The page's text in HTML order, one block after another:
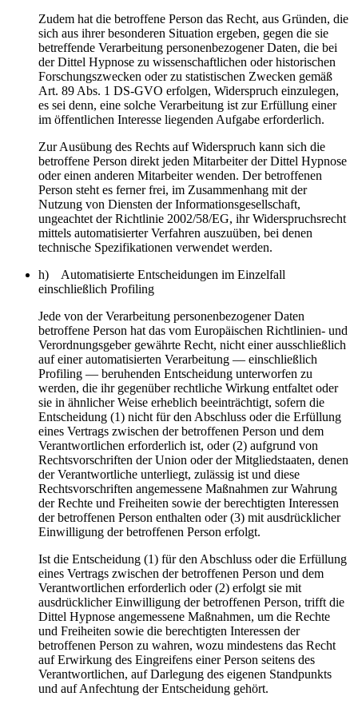
Zudem hat die betroffene Person das Recht, aus Gründen, die
sich aus ihrer besonderen Situation ergeben, gegen die sie
betreffende Verarbeitung personenbezogener Daten, die bei
der Dittel Hypnose zu wissenschaftlichen oder historischen
Forschungszwecken oder zu statistischen Zwecken gemäß
Art. 89 Abs. 1 DS-GVO erfolgen, Widerspruch einzulegen,
es sei denn, eine solche Verarbeitung ist zur Erfüllung einer
im öffentlichen Interesse liegenden Aufgabe erforderlich.
Zur Ausübung des Rechts auf Widerspruch kann sich die
betroffene Person direkt jeden Mitarbeiter der Dittel Hypnose
oder einen anderen Mitarbeiter wenden. Der betroffenen
Person steht es ferner frei, im Zusammenhang mit der
Nutzung von Diensten der Informationsgesellschaft,
ungeachtet der Richtlinie 2002/58/EG, ihr Widerspruchsrecht
mittels automatisierter Verfahren auszuüben, bei denen
technische Spezifikationen verwendet werden.
h) Automatisierte Entscheidungen im Einzelfall
einschließlich Profiling
Jede von der Verarbeitung personenbezogener Daten
betroffene Person hat das vom Europäischen Richtlinien- und
Verordnungsgeber gewährte Recht, nicht einer ausschließlich
auf einer automatisierten Verarbeitung — einschließlich
Profiling — beruhenden Entscheidung unterworfen zu
werden, die ihr gegenüber rechtliche Wirkung entfaltet oder
sie in ähnlicher Weise erheblich beeinträchtigt, sofern die
Entscheidung (1) nicht für den Abschluss oder die Erfüllung
eines Vertrags zwischen der betroffenen Person und dem
Verantwortlichen erforderlich ist, oder (2) aufgrund von
Rechtsvorschriften der Union oder der Mitgliedstaaten, denen
der Verantwortliche unterliegt, zulässig ist und diese
Rechtsvorschriften angemessene Maßnahmen zur Wahrung
der Rechte und Freiheiten sowie der berechtigten Interessen
der betroffenen Person enthalten oder (3) mit ausdrücklicher
Einwilligung der betroffenen Person erfolgt.
Ist die Entscheidung (1) für den Abschluss oder die Erfüllung
eines Vertrags zwischen der betroffenen Person und dem
Verantwortlichen erforderlich oder (2) erfolgt sie mit
ausdrücklicher Einwilligung der betroffenen Person, trifft die
Dittel Hypnose angemessene Maßnahmen, um die Rechte
und Freiheiten sowie die berechtigten Interessen der
betroffenen Person zu wahren, wozu mindestens das Recht
auf Erwirkung des Eingreifens einer Person seitens des
Verantwortlichen, auf Darlegung des eigenen Standpunkts
und auf Anfechtung der Entscheidung gehört.